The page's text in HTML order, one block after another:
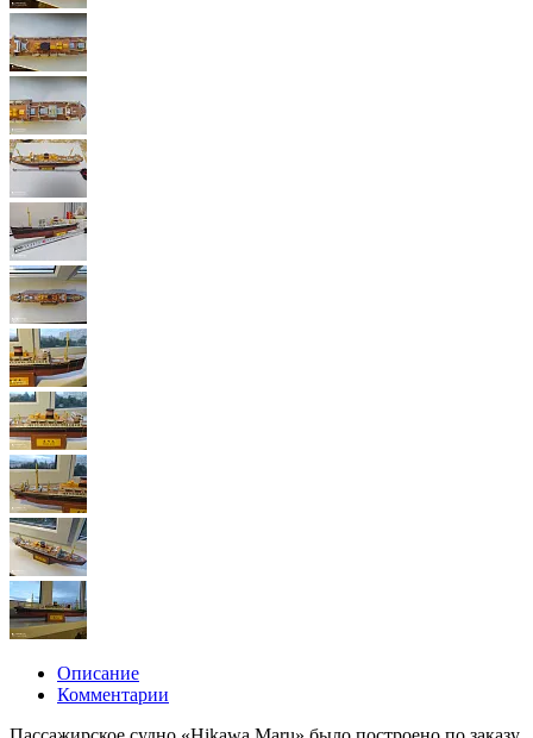
Описание
Комментарии